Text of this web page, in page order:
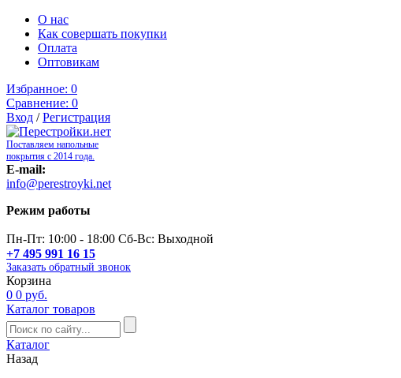
О нас
Как совершать покупки
Оплата
Оптовикам
Избранное: 0
Сравнение: 0
Вход /Регистрация
Поставляем напольные
покрытия с 2014 года.
E-mail:
info@perestroyki.net
Режим работы
Пн-Пт: 10:00 - 18:00 Сб-Вс: Выходной
+7 495 991 16 15
Заказать обратный звонок
Корзина
0 0 руб.
Каталог товаров
Каталог
Назад